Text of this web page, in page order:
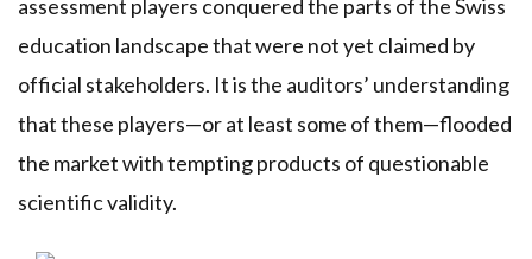
assessment players conquered the parts of the Swiss
education landscape that were not yet claimed by
official stakeholders. It is the auditors’ understanding
that these players—or at least some of them—flooded
the market with tempting products of questionable
scientific validity.